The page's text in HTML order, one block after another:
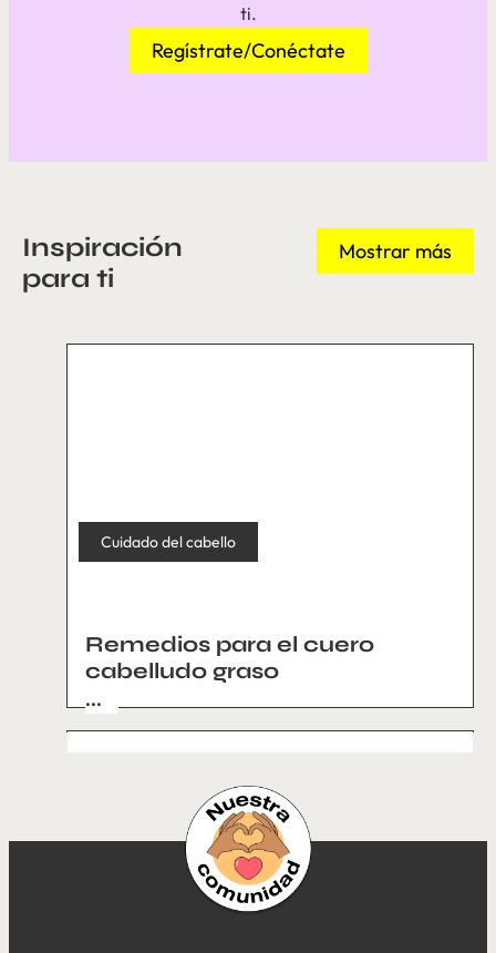
ti.
Regístrate/Conéctate
Inspiración
para ti
Mostrar más
Cuidado del cabello
Remedios para el cuero
cabelludo graso
...